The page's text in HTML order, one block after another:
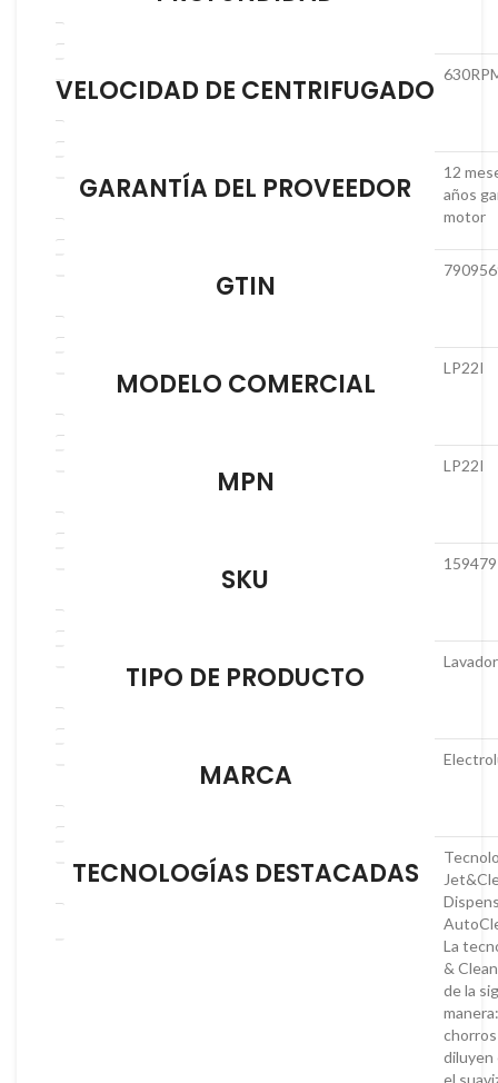
VELOCIDAD DE CENTRIFUGADO
GARANTÍA DEL PROVEEDOR
12
años
motor
GTIN
MODELO COMERCIAL LP22I
MPN LP22I
SKU 159479
TIPO DE PRODUCTO
MARCA
TECNOLOGÍAS DESTACADAS
La
&
de la
diluyen
el